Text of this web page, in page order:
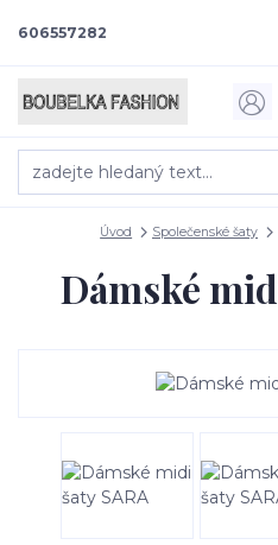
606557282
Úvod Společenské šaty
Dámské